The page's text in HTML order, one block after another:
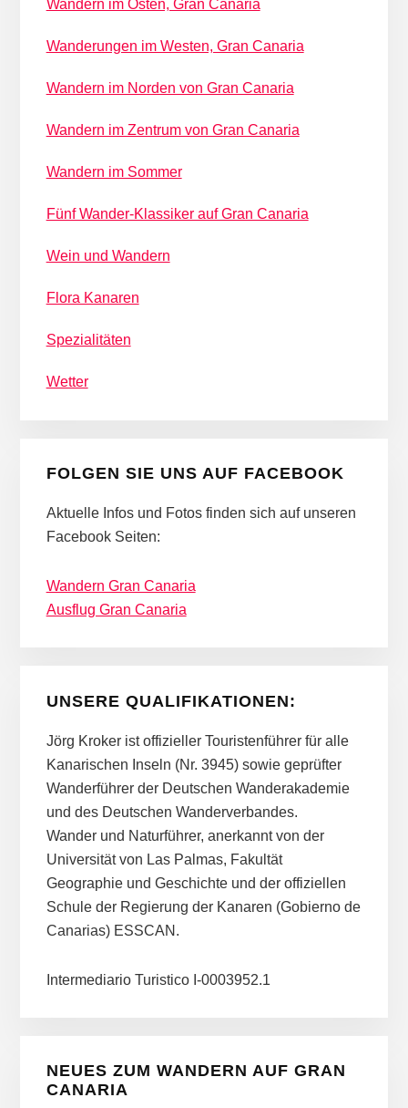
Wandern im Osten, Gran Canaria
Wanderungen im Westen, Gran Canaria
Wandern im Norden von Gran Canaria
Wandern im Zentrum von Gran Canaria
Wandern im Sommer
Fünf Wander-Klassiker auf Gran Canaria
Wein und Wandern
Flora Kanaren
Spezialitäten
Wetter
FOLGEN SIE UNS AUF FACEBOOK
Aktuelle Infos und Fotos finden sich auf unseren
Facebook Seiten:
Wandern Gran Canaria
Ausflug Gran Canaria
UNSERE QUALIFIKATIONEN:
Jörg Kroker ist offizieller Touristenführer für alle
Kanarischen Inseln (Nr. 3945) sowie geprüfter
Wanderführer der Deutschen Wanderakademie
und des Deutschen Wanderverbandes.
Wander und Naturführer, anerkannt von der
Universität von Las Palmas, Fakultät
Geographie und Geschichte und der offiziellen
Schule der Regierung der Kanaren (Gobierno de
Canarias) ESSCAN.
Intermediario Turistico I-0003952.1
NEUES ZUM WANDERN AUF GRAN
CANARIA